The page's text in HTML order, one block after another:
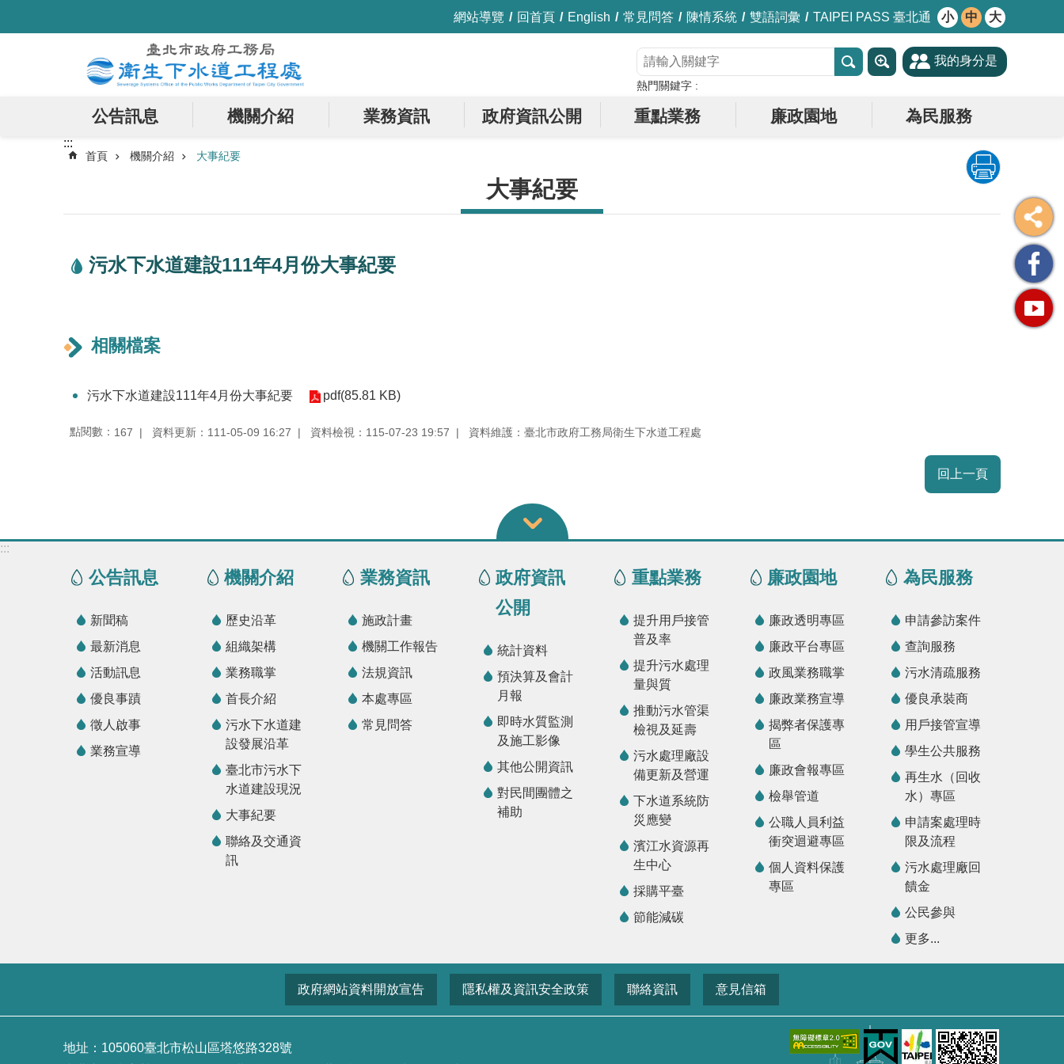
網站導覽 回首頁 English 常見問答 陳情系統 雙語詞彙 TAIPEI PASS 臺北通 小 中 大
熱門關鍵字
我的身分是
公告訊息 機關介紹 業務資訊 政府資訊公開 重點業務 廉政園地 為民服務
:::
首頁 機關介紹 大事紀要
大事紀要
污水下水道建設111年4月份大事紀要
相關檔案
污水下水道建設111年4月份大事紀要 pdf(85.81 KB)
點閱數： 167 資料更新：111-05-09 16:27 資料檢視：115-07-23 19:57 資料維護：臺北市政府工務局衛生下水道工程處
回上一頁
:::
公告訊息
新聞稿
最新消息
活動訊息
優良事蹟
徵人啟事
業務宣導
機關介紹
歷史沿革
組織架構
業務職掌
首長介紹
污水下水道建
設發展沿革
臺北市污水下
水道建設現況
大事紀要
聯絡及交通資
訊
業務資訊
施政計畫
機關工作報告
法規資訊
本處專區
常見問答
政府資訊
公開
統計資料
預決算及會計
月報
即時水質監測
及施工影像
其他公開資訊
對民間團體之
補助
重點業務
提升用戶接管
普及率
提升污水處理
量與質
推動污水管渠
檢視及延壽
污水處理廠設
備更新及營運
下水道系統防
災應變
濱江水資源再
生中心
採購平臺
節能減碳
廉政園地
廉政透明專區
廉政平台專區
政風業務職掌
廉政業務宣導
揭弊者保護專
區
廉政會報專區
檢舉管道
公職人員利益
衝突迴避專區
個人資料保護
專區
為民服務
申請參訪案件
查詢服務
污水清疏服務
優良承裝商
用戶接管宣導
學生公共服務
再生水（回收
水）專區
申請案處理時
限及流程
污水處理廠回
饋金
公民參與
更多...
政府網站資料開放宣告 隱私權及資訊安全政策 聯絡資訊 意見信箱
地址：105060臺北市松山區塔悠路328號